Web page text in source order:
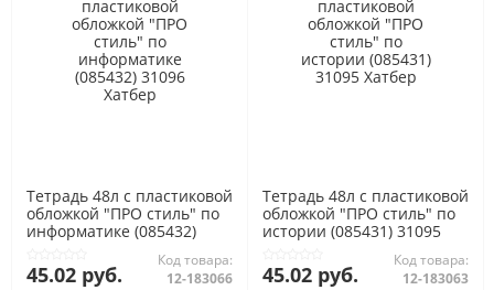
Тетрадь 48л с пластиковой
обложкой "ПРО стиль" по
информатике (085432)
45.02 руб.
Код товара:
12-183066
Тетрадь 48л с пластиковой
обложкой "ПРО стиль" по
истории (085431) 31095
45.02 руб.
Код товара:
12-183063